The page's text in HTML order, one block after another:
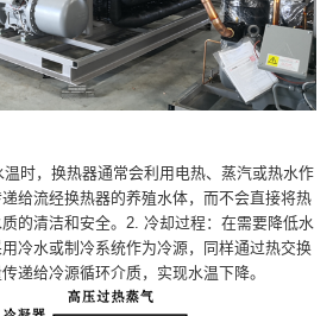
时，换热器通常会利用电热、蒸汽或热水作
给流经换热器的养殖水体，而不会直接将热
的清洁和安全。2. 冷却过程：在需要降低水
冷水或制冷系统作为冷源，同样通过热交换
递给冷源循环介质，实现水温下降。